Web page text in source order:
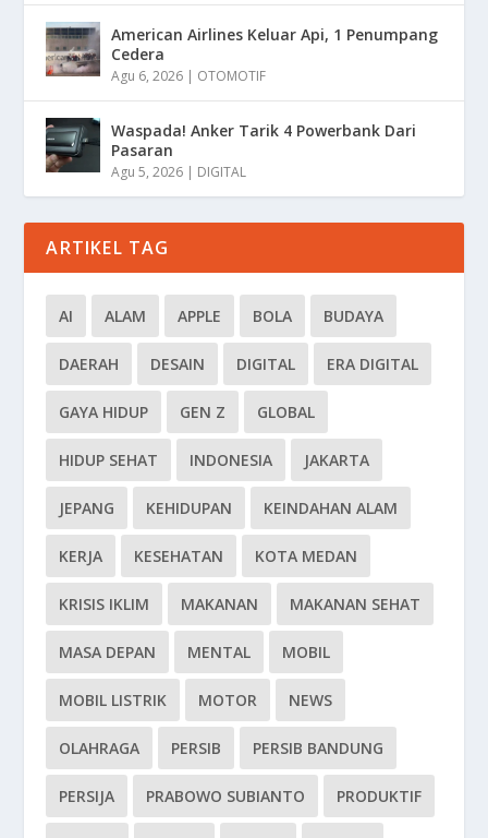
American Airlines Keluar Api, 1 Penumpang
Cedera
Agu 6, 2026 | OTOMOTIF
Waspada! Anker Tarik 4 Powerbank Dari
Pasaran
Agu 5, 2026 | DIGITAL
ARTIKEL TAG
AI ALAM APPLE BOLA BUDAYA
DAERAH DESAIN DIGITAL ERA DIGITAL
GAYA HIDUP GEN Z GLOBAL
HIDUP SEHAT INDONESIA JAKARTA
JEPANG KEHIDUPAN KEINDAHAN ALAM
KERJA KESEHATAN KOTA MEDAN
KRISIS IKLIM MAKANAN MAKANAN SEHAT
MASA DEPAN MENTAL MOBIL
MOBIL LISTRIK MOTOR NEWS
OLAHRAGA PERSIB PERSIB BANDUNG
PERSIJA PRABOWO SUBIANTO PRODUKTIF